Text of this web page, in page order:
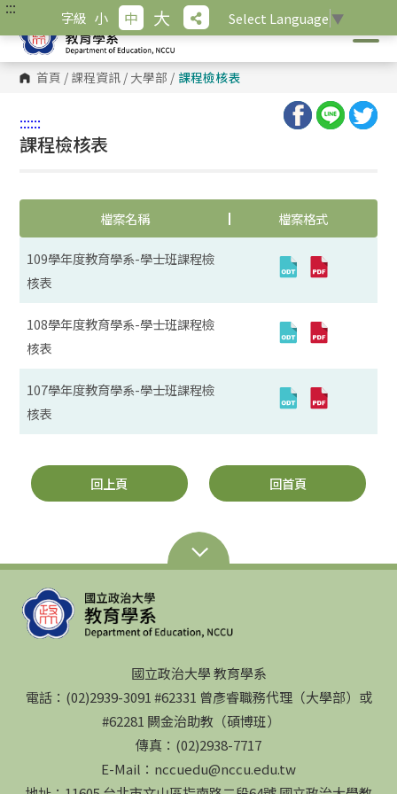
跳
主
內
容
::: 字級 小 中 大 Select Language ▼
首頁 / 課程資訊 / 大學部 / 課程檢核表
::::::
課程檢核表
檔案名稱 檔案格式
109學年度教育學系-學士班課程檢
核表
108學年度教育學系-學士班課程檢
核表
107學年度教育學系-學士班課程檢
核表
回上頁 回首頁
國立政治大學 教育學系
電話：(02)2939-3091 #62331 曾彥睿職務代理（大學部）或
#62281 闕金治助教（碩博班）
傳真：(02)2938-7717
E-Mail：nccuedu@nccu.edu.tw